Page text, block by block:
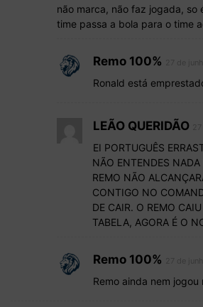
não marca, não faz jogada, so
time passa a bola para o time
Remo 100%
Ronald está
LEÃO QUERIDÃO
EI PORTUGUÊS
NÃO ENTENDES
REMO NÃO
CONTIGO NO
DE CAIR. O REMO
TABELA, AGORA É O
Remo 100%
Remo ainda nem jogou